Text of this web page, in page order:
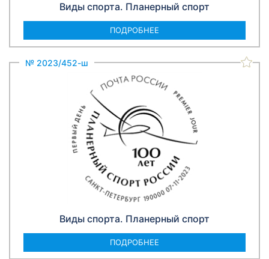
Виды спорта. Планерный спорт
ПОДРОБНЕЕ
№ 2023/452-ш
Виды спорта. Планерный спорт
ПОДРОБНЕЕ